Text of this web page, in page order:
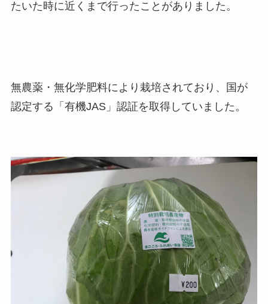
たいた時に近くまで行ったことがありました。
無農薬・無化学肥料により栽培されており、国が
認定する「有機JAS」認証を取得していました。